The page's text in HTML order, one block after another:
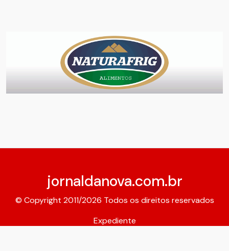
jornaldanova.com.br
© Copyright 2011/2026 Todos os direitos reservados
Expediente